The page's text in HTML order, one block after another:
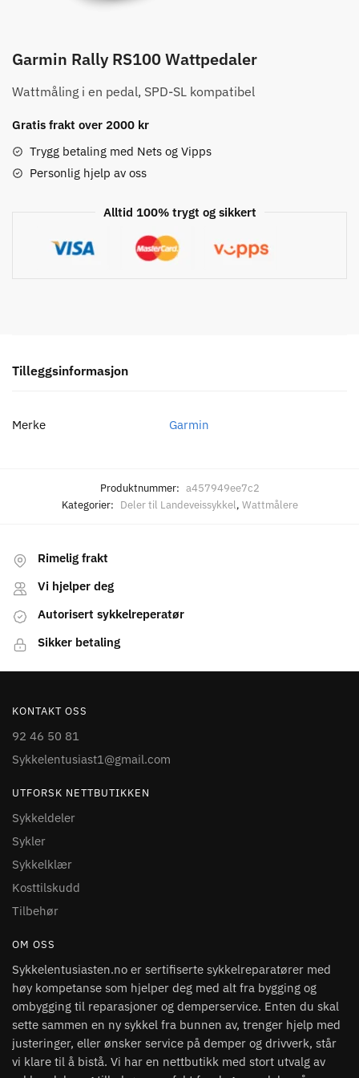
Garmin Rally RS100 Wattpedaler
Wattmåling i en pedal, SPD-SL kompatibel
Gratis frakt over 2000 kr
Trygg betaling med Nets og Vipps
Personlig hjelp av oss
Alltid 100% trygt og sikkert
Tilleggsinformasjon
Merke Garmin
Produktnummer: a457949ee7c2
Kategorier: Deler til Landeveissykkel, Wattmålere
Rimelig frakt
Vi hjelper deg
Autorisert sykkelreperatør
Sikker betaling
KONTAKT OSS
92 46 50 81
Sykkelentusiast1@gmail.com
UTFORSK NETTBUTIKKEN
Sykkeldeler
Sykler
Sykkelklær
Kosttilskudd
Tilbehør
OM OSS
Sykkelentusiasten.no er sertifiserte sykkelreparatører med
høy kompetanse som hjelper deg med alt fra bygging og
ombygging til reparasjoner og demperservice. Enten du skal
sette sammen en ny sykkel fra bunnen av, trenger hjelp med
justeringer, eller ønsker service på demper og drivverk, står
vi klare til å bistå. Vi har en nettbutikk med stort utvalg av